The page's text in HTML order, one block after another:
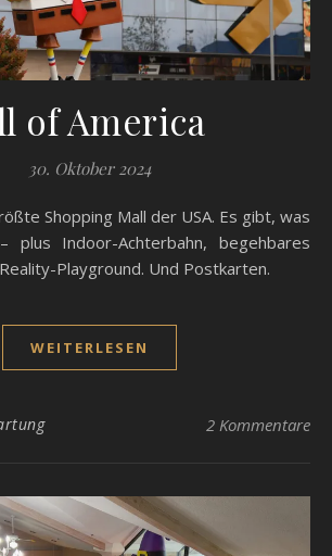
of America
30. Oktober 2024
Indoor-Achterbahn, begehbares
Playground. Und Postkarten.
WEITERLESEN
2 Kommentare